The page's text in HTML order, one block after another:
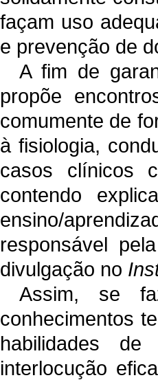
façam uso
e prevenção de
A fim de
propõe
comumente de
à fisiologia,
casos clínicos
contendo
ensino/
responsável
divulgação no
Assim, se
conhecimentos
habilidades
interlocução